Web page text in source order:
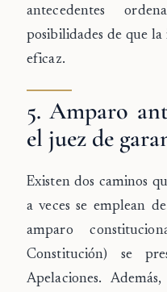
antecedentes
posibilidades de que
eficaz.
5. Amparo
el juez de
Existen dos caminos
a veces se emplean
amparo
Constitución) se
Apelaciones.